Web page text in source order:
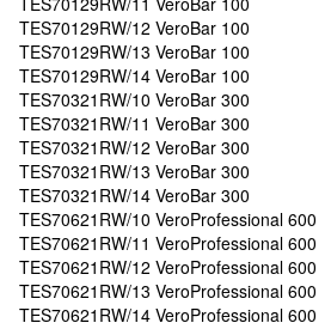
TES70129RW/12 VeroBar 100
TES70129RW/13 VeroBar 100
TES70129RW/14 VeroBar 100
TES70321RW/10 VeroBar 300
TES70321RW/11 VeroBar 300
TES70321RW/12 VeroBar 300
TES70321RW/13 VeroBar 300
TES70321RW/14 VeroBar 300
TES70621RW/10 VeroProfessional 600
TES70621RW/11 VeroProfessional 600
TES70621RW/12 VeroProfessional 600
TES70621RW/13 VeroProfessional 600
TES70621RW/14 VeroProfessional 600